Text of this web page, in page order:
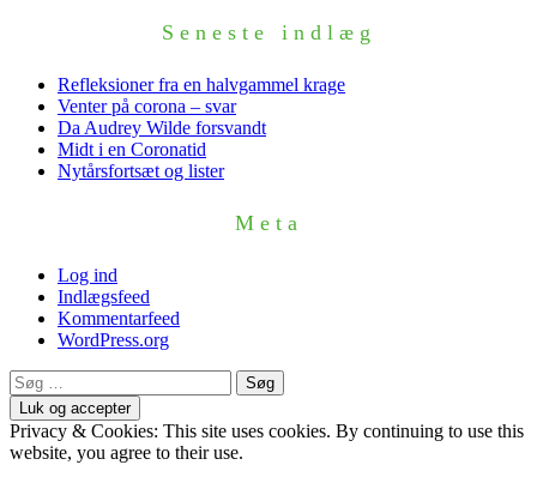
Seneste indlæg
Refleksioner fra en halvgammel krage
Venter på corona – svar
Da Audrey Wilde forsvandt
Midt i en Coronatid
Nytårsfortsæt og lister
Meta
Log ind
Indlægsfeed
Kommentarfeed
WordPress.org
Søg
efter:
Privacy & Cookies: This site uses cookies. By continuing to use this
website, you agree to their use.